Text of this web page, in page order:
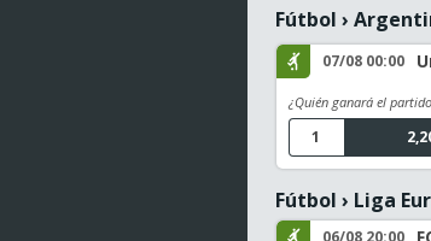
Fútbol ›
07/08 00:00
¿Quién ganará el
1
Fútbol › Liga
06/08 20:00